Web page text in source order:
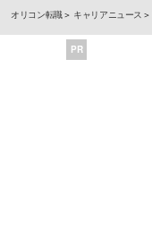
オリコン転職 キャリアニュース
PR